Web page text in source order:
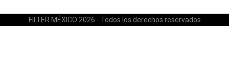
FILTER MÉXICO 2026 - Todos los derechos reservados